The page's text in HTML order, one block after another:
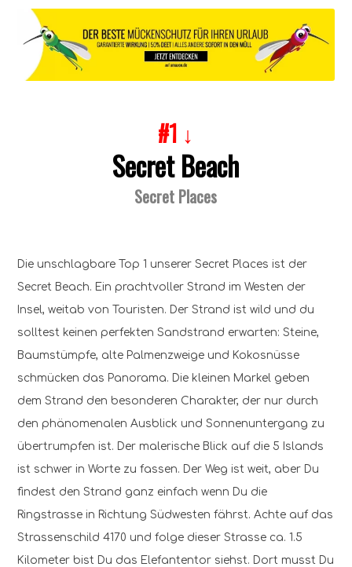
#1 ↓
Secret Beach
Secret Places
Die unschlagbare Top 1 unserer Secret Places ist der
Secret Beach. Ein prachtvoller Strand im Westen der
Insel, weitab von Touristen. Der Strand ist wild und du
solltest keinen perfekten Sandstrand erwarten: Steine,
Baumstümpfe, alte Palmenzweige und Kokosnüsse
schmücken das Panorama. Die kleinen Markel geben
dem Strand den besonderen Charakter, der nur durch
den phänomenalen Ausblick und Sonnenuntergang zu
übertrumpfen ist. Der malerische Blick auf die 5 Islands
ist schwer in Worte zu fassen. Der Weg ist weit, aber Du
findest den Strand ganz einfach wenn Du die
Ringstrasse in Richtung Südwesten fährst. Achte auf das
Strassenschild 4170 und folge dieser Strasse ca. 1.5
Kilometer bist Du das Elefantentor siehst. Dort musst Du